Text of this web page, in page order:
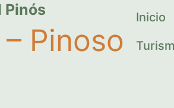
Pinoso
Inicio